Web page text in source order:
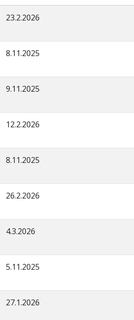
23.2.2026
8.11.2025
9.11.2025
12.2.2026
8.11.2025
26.2.2026
4.3.2026
5.11.2025
27.1.2026